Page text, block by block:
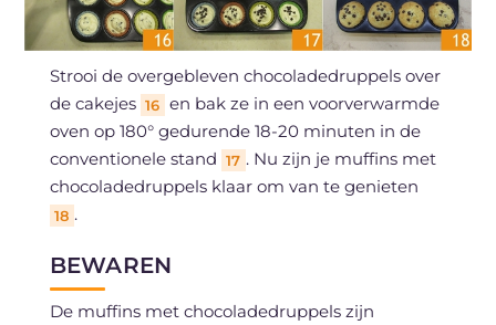
Strooi de overgebleven chocoladedruppels over
de cakejes 16 en bak ze in een voorverwarmde
oven op 180° gedurende 18-20 minuten in de
conventionele stand 17 . Nu zijn je muffins met
chocoladedruppels klaar om van te genieten
18 .
BEWAREN
De muffins met chocoladedruppels zijn